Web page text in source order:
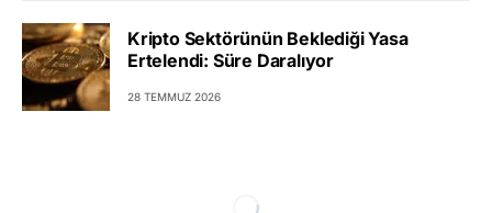
Kripto Sektörünün Beklediği Yasa
Ertelendi: Süre Daralıyor
28 TEMMUZ 2026